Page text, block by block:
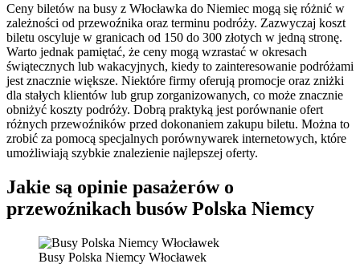
Ceny biletów na busy z Włocławka do Niemiec mogą się różnić w
zależności od przewoźnika oraz terminu podróży. Zazwyczaj koszt
biletu oscyluje w granicach od 150 do 300 złotych w jedną stronę.
Warto jednak pamiętać, że ceny mogą wzrastać w okresach
świątecznych lub wakacyjnych, kiedy to zainteresowanie podróżami
jest znacznie większe. Niektóre firmy oferują promocje oraz zniżki
dla stałych klientów lub grup zorganizowanych, co może znacznie
obniżyć koszty podróży. Dobrą praktyką jest porównanie ofert
różnych przewoźników przed dokonaniem zakupu biletu. Można to
zrobić za pomocą specjalnych porównywarek internetowych, które
umożliwiają szybkie znalezienie najlepszej oferty.
Jakie są opinie pasażerów o
przewoźnikach busów Polska Niemcy
Busy Polska Niemcy Włocławek